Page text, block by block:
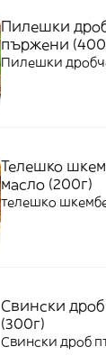
Пилешки
пържени
Пилешки
Телешко
масло (200г)
телешко
Свински
(300г)
Свински дроб